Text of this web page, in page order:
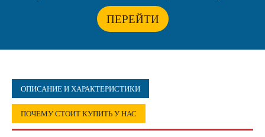
ПЕРЕЙТИ
ОПИСАНИЕ И ХАРАКТЕРИСТИКИ
ПОЧЕМУ СТОИТ КУПИТЬ У НАС